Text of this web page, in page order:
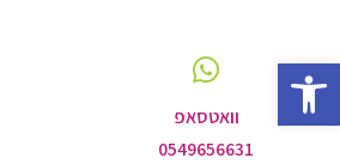
Open toolbar
וואטסאפ
0549656631